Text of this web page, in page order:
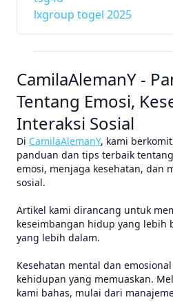
lxgroup togel 2025
CamilaAlemanY -
Tentang Emosi,
Interaksi Sosial
Di CamilaAlemanY, kami
panduan dan tips terbaik
emosi, menjaga kesehatan, dan
sosial.
Artikel kami dirancang untuk
keseimbangan hidup yang lebih
yang lebih dalam.
Kesehatan mental dan
kehidupan yang memuaskan.
kami bahas, mulai dari